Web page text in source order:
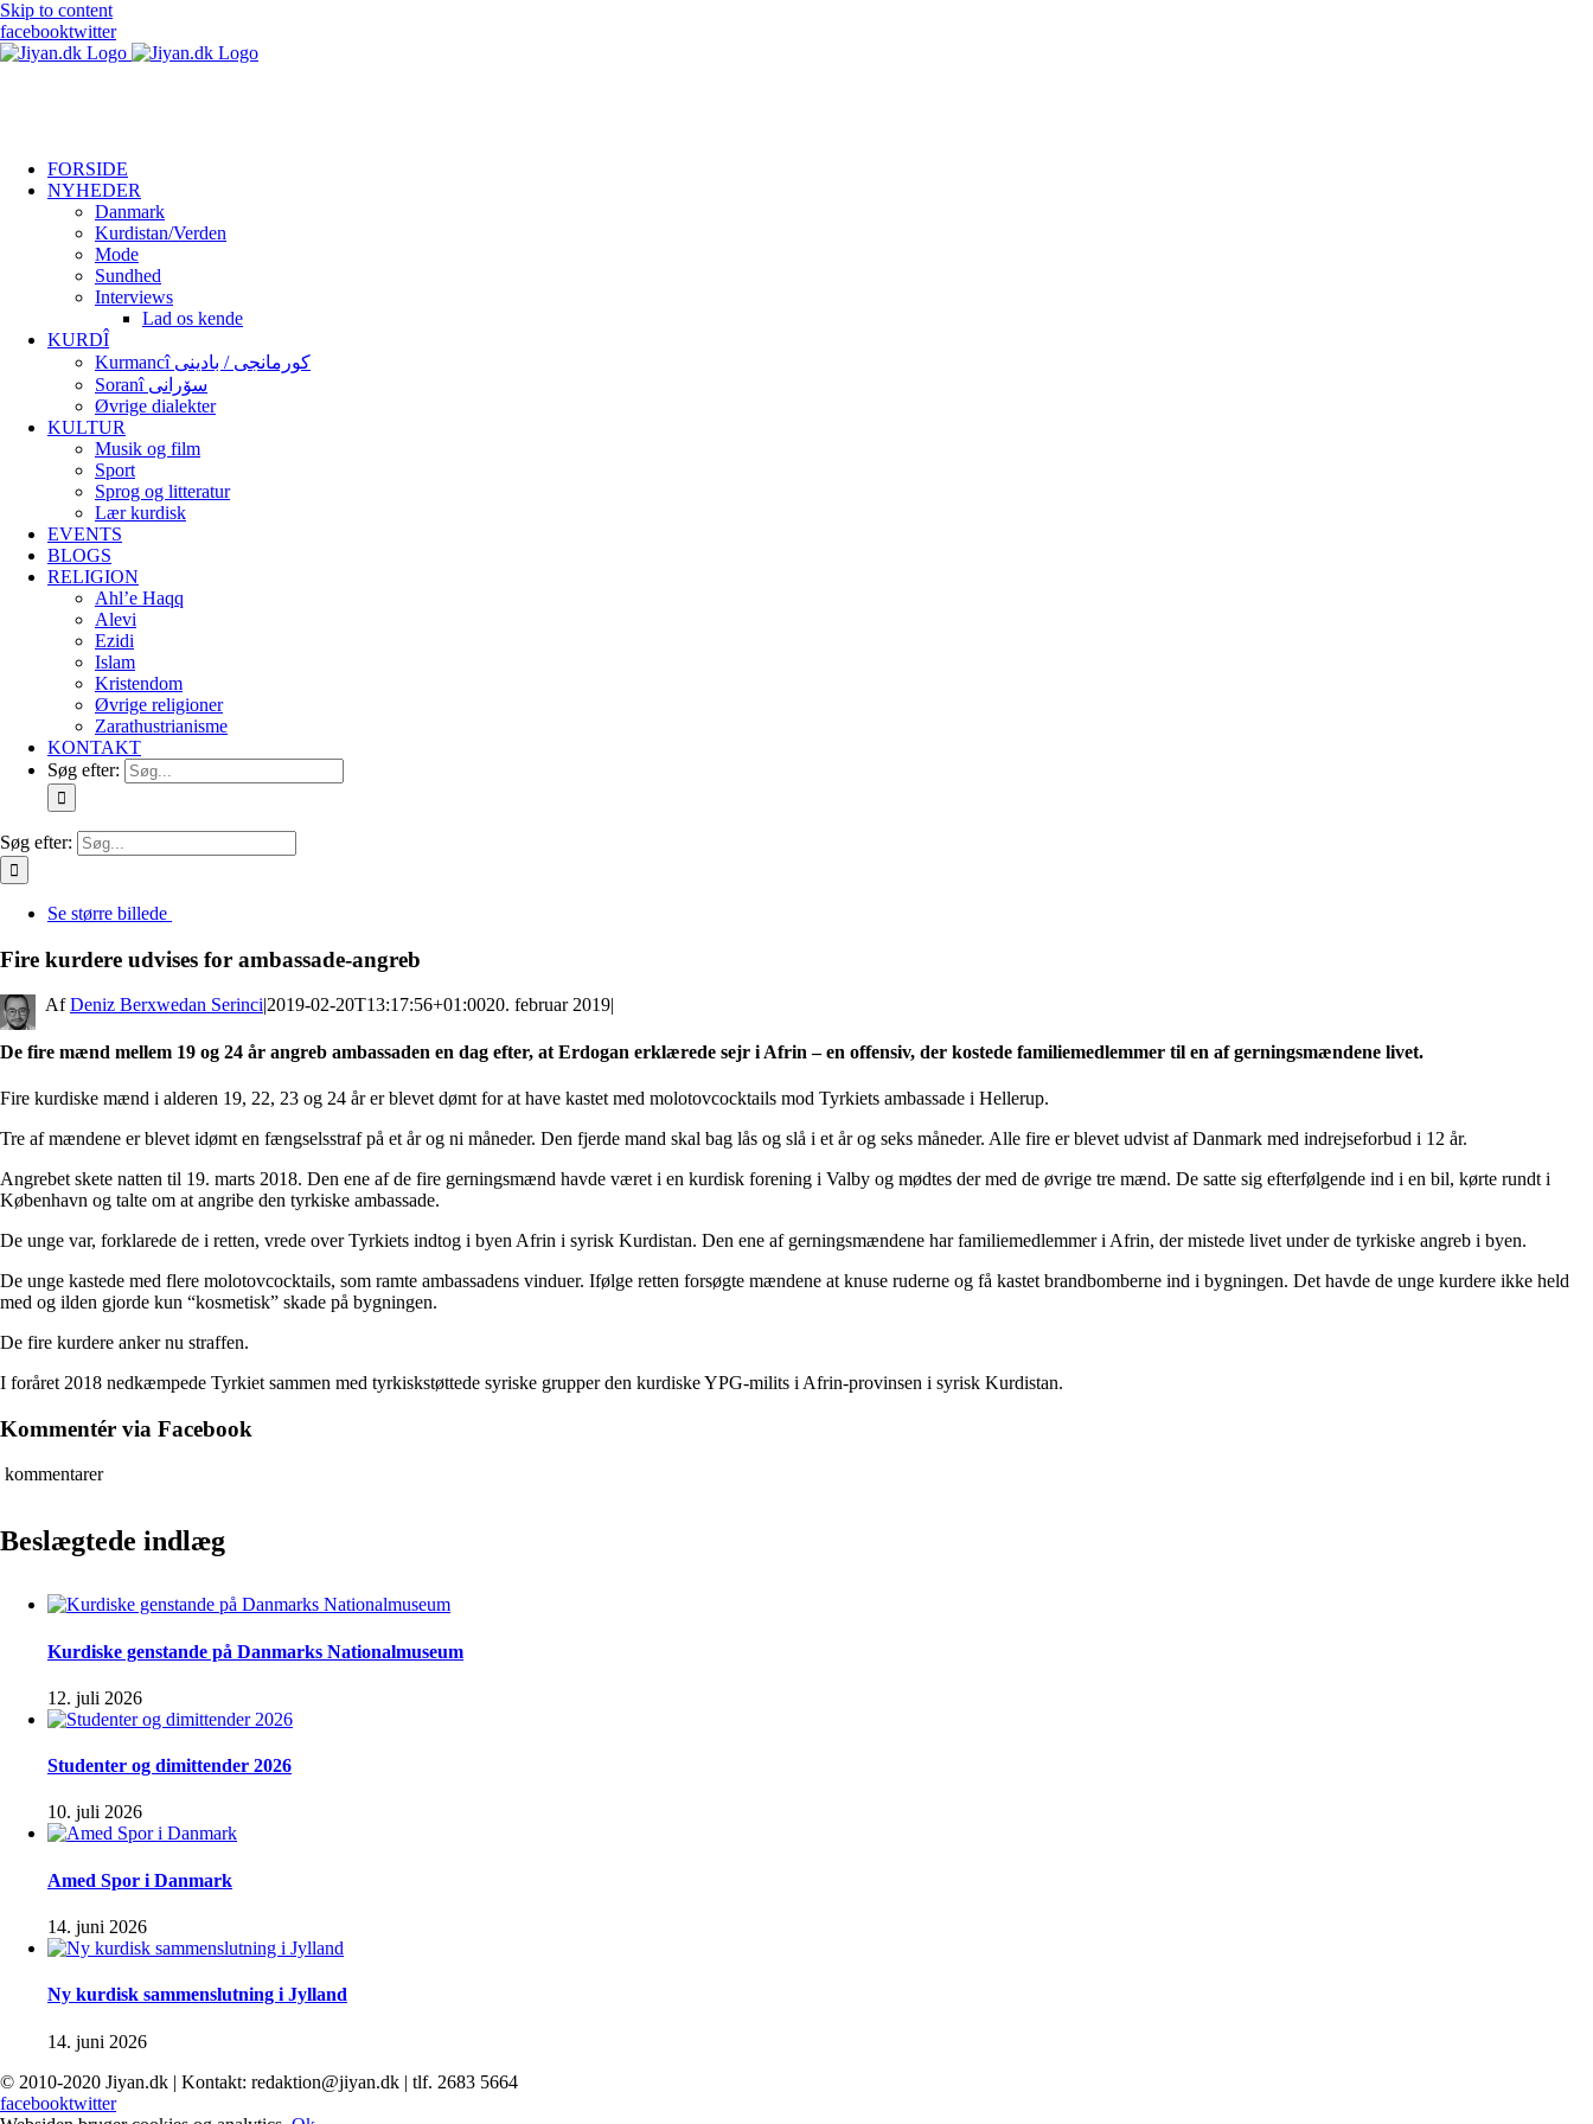
Skip to content
facebooktwitter
FORSIDE
NYHEDER
Danmark
Kurdistan/Verden
Mode
Sundhed
Interviews
Lad os kende
KURDÎ
Kurmancî کورمانجی / بادینی
Soranî سۆرانی
Øvrige dialekter
KULTUR
Musik og film
Sport
Sprog og litteratur
Lær kurdisk
EVENTS
BLOGS
RELIGION
Ahl’e Haqq
Alevi
Ezidi
Islam
Kristendom
Øvrige religioner
Zarathustrianisme
KONTAKT
Søg efter:
Søg efter:
Se større billede
Fire kurdere udvises for ambassade-angreb
By Deniz Berxwedan Serinci|2019-02-20T13:17:56+01:0020. februar 2019|
De fire mænd mellem 19 og 24 år angreb ambassaden en dag efter, at Erdogan erklærede sejr i Afrin – en offensiv, der kostede familiemedlemmer til en af gerningsmændene livet.
Fire kurdiske mænd i alderen 19, 22, 23 og 24 år er blevet dømt for at have kastet med molotovcocktails mod Tyrkiets ambassade i Hellerup.
Tre af mændene er blevet idømt en fængselsstraf på et år og ni måneder. Den fjerde mand skal bag lås og slå i et år og seks måneder. Alle fire er blevet udvist af Danmark med indrejseforbud i 12 år.
Angrebet skete natten til 19. marts 2018. Den ene af de fire gerningsmænd havde været i en kurdisk forening i Valby og mødtes der med de øvrige tre mænd. De satte sig efterfølgende ind i en bil, kørte rundt i
København og talte om at angribe den tyrkiske ambassade.
De unge var, forklarede de i retten, vrede over Tyrkiets indtog i byen Afrin i syrisk Kurdistan. Den ene af gerningsmændene har familiemedlemmer i Afrin, der mistede livet under de tyrkiske angreb i byen.
De unge kastede med flere molotovcocktails, som ramte ambassadens vinduer. Ifølge retten forsøgte mændene at knuse ruderne og få kastet brandbomberne ind i bygningen. Det havde de unge kurdere ikke held
med og ilden gjorde kun “kosmetisk” skade på bygningen.
De fire kurdere anker nu straffen.
I foråret 2018 nedkæmpede Tyrkiet sammen med tyrkiskstøttede syriske grupper den kurdiske YPG-milits i Afrin-provinsen i syrisk Kurdistan.
Kommentér via Facebook
kommentarer
Beslægtede indlæg
Kurdiske genstande på Danmarks Nationalmuseum
12. juli 2026
Studenter og dimittender 2026
10. juli 2026
Amed Spor i Danmark
14. juni 2026
Ny kurdisk sammenslutning i Jylland
14. juni 2026
© 2010-2020 Jiyan.dk | Kontakt: redaktion@jiyan.dk | tlf. 2683 5664
facebooktwitter